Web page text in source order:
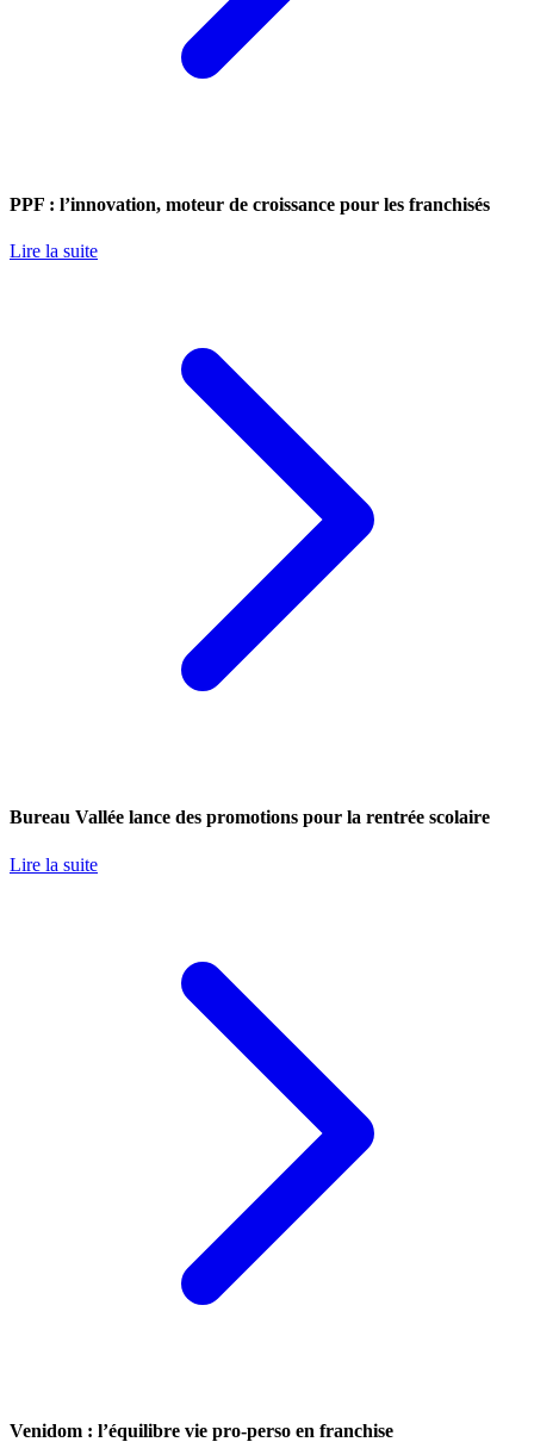
PPF : l’innovation, moteur de croissance pour les franchisés
Lire la suite
Bureau Vallée lance des promotions pour la rentrée scolaire
Lire la suite
Venidom : l’équilibre vie pro-perso en franchise